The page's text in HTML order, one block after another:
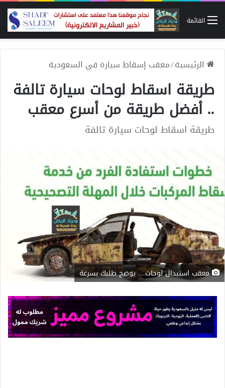
القائمة
الرئيسية/معقب إسقاط سيارة في السعودية
طريقة اسقاط لوحات سيارة تالفة
.. أفضل طريقة من أسرع معقب
طريقة اسقاط لوحات سيارة تالفة
معقب استبدال لوحات… يوضح طلبك بسرعة